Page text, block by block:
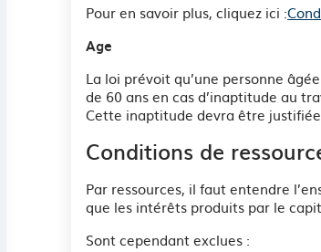
Pour en savoir plus, cliquez ici :
Age
La loi prévoit qu’une personne
de 60 ans en cas d’inaptitude au
Cette inaptitude devra être justifiée
Conditions de
Par ressources, il faut entendre
que les intérêts produits par le
Sont cependant exclues :